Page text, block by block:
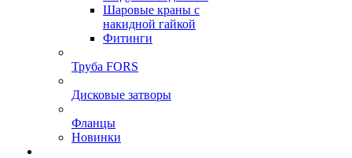
Шаровые краны с
накидной гайкой
Фитинги
Труба FORS
Дисковые затворы
Фланцы
Новинки